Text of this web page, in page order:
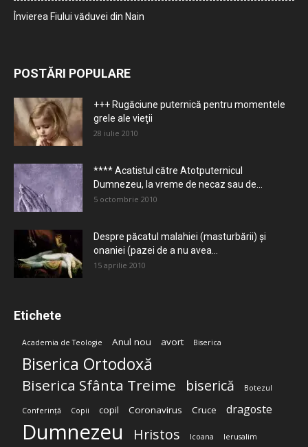
Învierea Fiului văduvei din Nain
POSTĂRI POPULARE
+++ Rugăciune puternică pentru momentele
grele ale vieţii
28 iulie 2010
**** Acatistul către Atotputernicul
Dumnezeu, la vreme de necaz sau de...
5 octombrie 2010
Despre păcatul malahiei (masturbării) şi
onaniei (pazei de a nu avea...
15 aprilie 2010
Etichete
Academia de Teologie Anul nou avort Biserica
Biserica Ortodoxă
Biserica Sfânta Treime biserică Botezul
Conferință Copii copil Coronavirus Cruce dragoste
Dumnezeu Hristos Icoana Ierusalim